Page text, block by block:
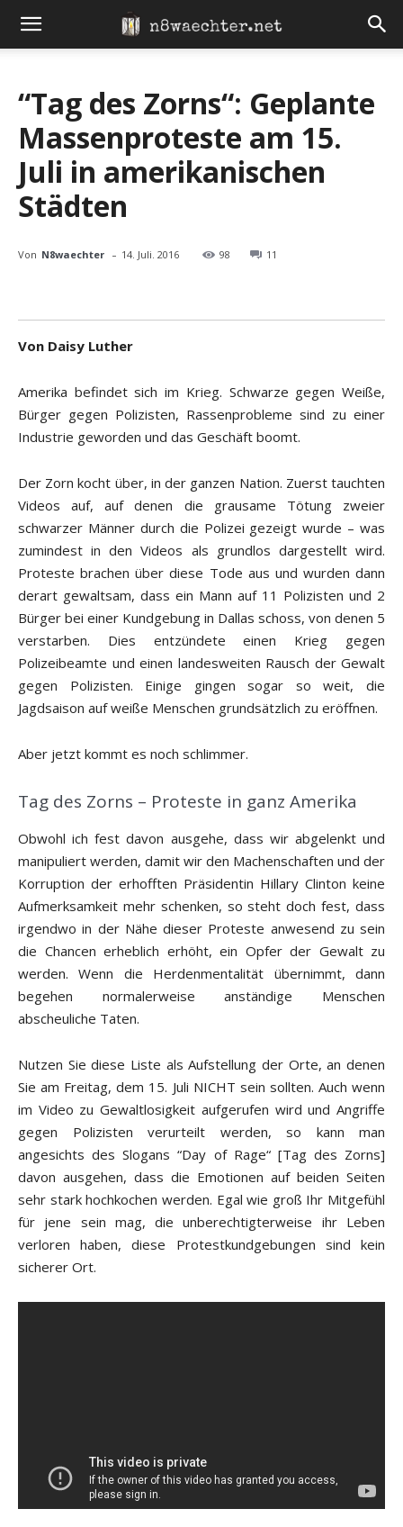
“Tag des Zorns“: Geplante
Massenproteste am 15.
Juli in amerikanischen
Städten
Von N8waechter - 14. Juli. 2016 98 11
Von Daisy Luther
Amerika befindet sich im Krieg. Schwarze gegen Weiße,
Bürger gegen Polizisten, Rassenprobleme sind zu einer
Industrie geworden und das Geschäft boomt.
Der Zorn kocht über, in der ganzen Nation. Zuerst tauchten
Videos auf, auf denen die grausame Tötung zweier
schwarzer Männer durch die Polizei gezeigt wurde – was
zumindest in den Videos als grundlos dargestellt wird.
Proteste brachen über diese Tode aus und wurden dann
derart gewaltsam, dass ein Mann auf 11 Polizisten und 2
Bürger bei einer Kundgebung in Dallas schoss, von denen 5
verstarben. Dies entzündete einen Krieg gegen
Polizeibeamte und einen landesweiten Rausch der Gewalt
gegen Polizisten. Einige gingen sogar so weit, die
Jagdsaison auf weiße Menschen grundsätzlich zu eröffnen.
Aber jetzt kommt es noch schlimmer.
Tag des Zorns – Proteste in ganz Amerika
Obwohl ich fest davon ausgehe, dass wir abgelenkt und
manipuliert werden, damit wir den Machenschaften und der
Korruption der erhofften Präsidentin Hillary Clinton keine
Aufmerksamkeit mehr schenken, so steht doch fest, dass
irgendwo in der Nähe dieser Proteste anwesend zu sein
die Chancen erheblich erhöht, ein Opfer der Gewalt zu
werden. Wenn die Herdenmentalität übernimmt, dann
begehen normalerweise anständige Menschen
abscheuliche Taten.
Nutzen Sie diese Liste als Aufstellung der Orte, an denen
Sie am Freitag, dem 15. Juli NICHT sein sollten. Auch wenn
im Video zu Gewaltlosigkeit aufgerufen wird und Angriffe
gegen Polizisten verurteilt werden, so kann man
angesichts des Slogans “Day of Rage“ [Tag des Zorns]
davon ausgehen, dass die Emotionen auf beiden Seiten
sehr stark hochkochen werden. Egal wie groß Ihr Mitgefühl
für jene sein mag, die unberechtigterweise ihr Leben
verloren haben, diese Protestkundgebungen sind kein
sicherer Ort.